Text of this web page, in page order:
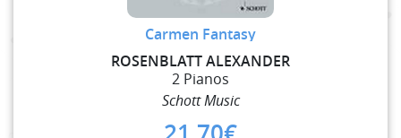
Carmen Fantasy
ROSENBLATT ALEXANDER
2 Pianos
Schott Music